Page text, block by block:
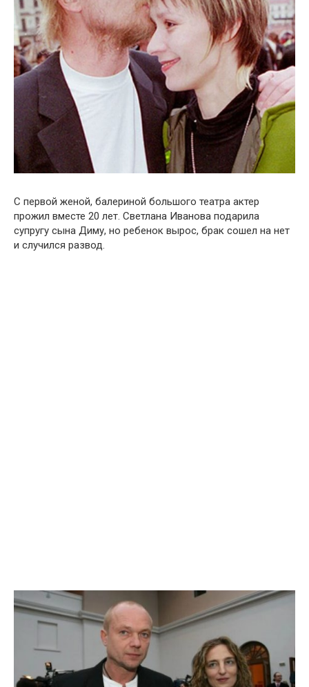
С первой женой, балериной большого театра актер
прожил вместе 20 лет. Светлана Иванова подарила
супругу сына Диму, но ребенок вырос, брак сошел на нет
и случился развод.